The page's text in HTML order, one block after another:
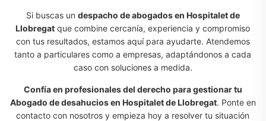
Si buscas un despacho de abogados en Hospitalet de
Llobregat que combine cercanía, experiencia y compromiso
con tus resultados, estamos aquí para ayudarte. Atendemos
tanto a particulares como a empresas, adaptándonos a cada
caso con soluciones a medida.
Confía en profesionales del derecho para gestionar tu
Abogado de desahucios en Hospitalet de Llobregat. Ponte en
contacto con nosotros y empieza hoy a resolver tu situación